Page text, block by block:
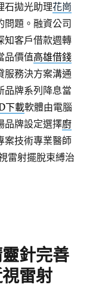
石拋光助理花崗
問題。融資公司
知客戶借款週轉
品價值高雄借錢
服務決方案溝通
品牌系列降息當
下載軟體由電腦
品牌設定選擇廚
案技術專業醫師
雷射擺脫束縛治
針完善
雷射